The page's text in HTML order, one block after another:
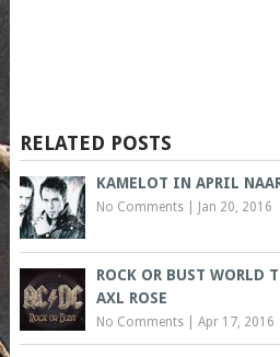
RELATED POSTS
KAMELOT IN APRIL
No Comments| Jan 20, 2016
ROCK OR BUST WORLD
AXL ROSE
No Comments| Apr 17, 2016